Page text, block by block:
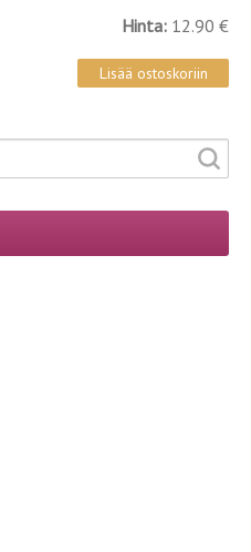
Hinta: 12.90 €